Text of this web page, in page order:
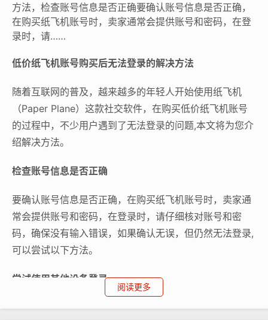
方法，检查账号信息是否正确要确认账号信息是否正确，
在购买纸飞机账号时，卖家通常会提供账号和密码，在登
录时，请……
低价纸飞机账号购买后无法登录的解决方法
随着互联网的普及，越来越多的年轻人开始使用纸飞机
（Paper Plane）这款社交软件，在购买低价纸飞机账号
的过程中，不少用户遇到了无法登录的问题,本文将为您介
绍解决方法。
检查账号信息是否正确
要确认账号信息是否正确，在购买纸飞机账号时，卖家通
常会提供账号和密码，在登录时，请仔细核对账号和密
码，确保没有输入错误，如果确认无误，但仍然无法登录,
可以尝试以下方法。
尝试使用其他设备登录
阅读更多